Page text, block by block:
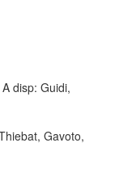
disp: Guidi,
Gavoto,